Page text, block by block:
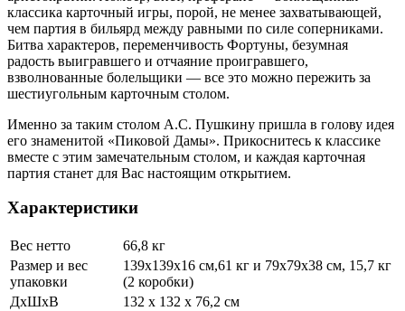
классика карточный игры, порой, не менее захватывающей,
чем партия в бильярд между равными по силе соперниками.
Битва характеров, переменчивость Фортуны, безумная
радость выигравшего и отчаяние проигравшего,
взволнованные болельщики — все это можно пережить за
шестиугольным карточным столом.
Именно за таким столом А.С. Пушкину пришла в голову идея
его знаменитой «Пиковой Дамы». Прикоснитесь к классике
вместе с этим замечательным столом, и каждая карточная
партия станет для Вас настоящим открытием.
Характеристики
Вес нетто
66,8 кг
Размер и вес
упаковки
139х139х16 см,61 кг и 79х79х38 см, 15,7 кг
(2 коробки)
ДхШхВ
132 х 132 х 76,2 см